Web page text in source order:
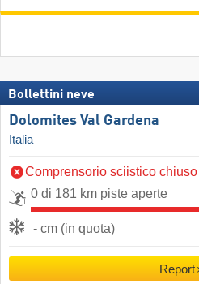
Bollettini neve
Dolomites Val Gardena
Italia
Comprensorio sciistico chiuso
0 di 181 km piste aperte
- cm (in quota)
Report